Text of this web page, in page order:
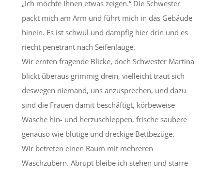
„Ich möchte Ihnen etwas zeigen.“ Die Schwester
packt mich am Arm und führt mich in das Gebäude
hinein. Es ist schwül und dampfig hier drin und es
riecht penetrant nach Seifenlauge.
Wir ernten fragende Blicke, doch Schwester Martina
blickt überaus grimmig drein, vielleicht traut sich
deswegen niemand, uns anzusprechen, und dazu
sind die Frauen damit beschäftigt, körbeweise
Wäsche hin- und herzuschleppen, frische saubere
genauso wie blutige und dreckige Bettbezüge.
Wir betreten einen Raum mit mehreren
Waschzubern. Abrupt bleibe ich stehen und starre